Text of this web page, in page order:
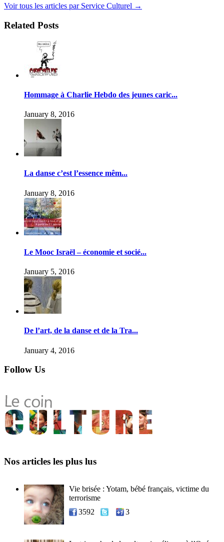
Voir tous les articles par Service Culturel →
Related Posts
Hommage à Charlie Hebdo des jeunes caric...
January 8, 2016
La danse c’est l’essence mêm...
January 8, 2016
Le Mooc Israël – économie et socié...
January 5, 2016
De l’art, de la danse et de la Tra...
January 4, 2016
Follow Us
Nos articles les plus lus
Vie brisée : Yotam, bébé français, victime du
terrorisme
3592
3